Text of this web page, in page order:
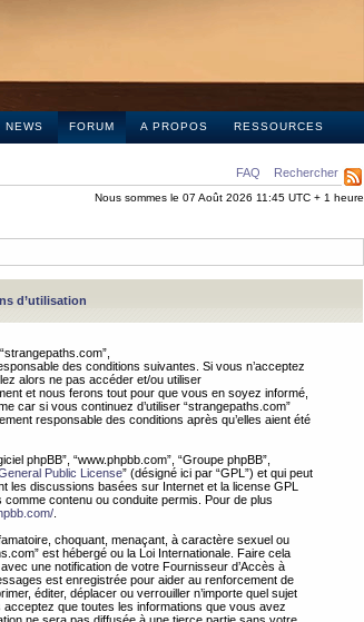
NEWS FORUM A PROPOS RESSOURCES
FAQ Rechercher
Nous sommes le 07 Août 2026 11:45 UTC + 1 heure
d’utilisation
des conditions suivantes. Si vous n’acceptez
alors ne pas accéder et/ou utiliser
et nous ferons tout pour que vous en soyez informé,
car si vous continuez d’utiliser “strangepaths.com”
responsable des conditions après qu’elles aient été
phpBB”, “www.phpbb.com”, “Groupe phpBB”,
Public License” (désigné ici par “GPL”) et qui peut
les discussions basées sur Internet et la license GPL
contenu ou conduite permis. Pour de plus
choquant, menaçant, à caractère sexuel ou
est hébergé ou la Loi Internationale. Faire cela
une notification de votre Fournisseur d’Accès à
est enregistrée pour aider au renforcement de
éditer, déplacer ou verrouiller n’importe quel sujet
que toutes les informations que vous avez